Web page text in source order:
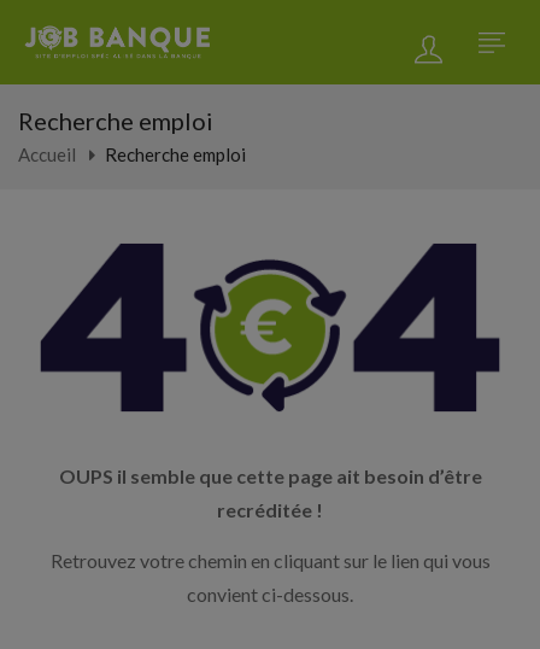
Recherche emploi
Accueil Recherche emploi
OUPS il semble que cette page ait besoin d’être
recréditée !
Retrouvez votre chemin en cliquant sur le lien qui vous
convient ci-dessous.